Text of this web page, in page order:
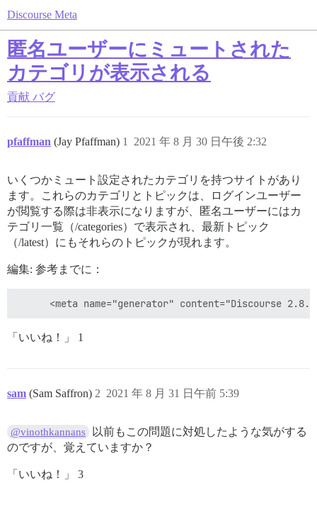
Discourse Meta
匿名ユーザーにミュートされた
カテゴリが表示される
貢献 バグ
pfaffman (Jay Pfaffman) 2021 年 8 月 30 日午後 2:32
1
いくつかミュート設定されたカテゴリを持つサイトがあり
ます。これらのカテゴリとトピックは、ログインユーザー
が閲覧する際は非表示になりますが、匿名ユーザーにはカ
テゴリ一覧（/categories）で表示され、最新トピック
（/latest）にもそれらのトピックが現れます。
編集: 参考までに：
「いいね！」 1
sam (Sam Saffron) 2021 年 8 月 31 日午前 5:39
2
@vinothkannans
以前もこの問題に対処したような気がする
のですが、覚えていますか？
「いいね！」 3